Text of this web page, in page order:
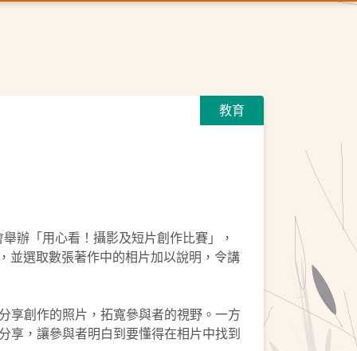
教育
辦「用心看！攝影及短片創作比賽」，
並選取數張著作中的相片加以說明，令講
享創作的照片，拓寬參與者的視野。一方
享，讓參與者明白到要懂得在相片中找到